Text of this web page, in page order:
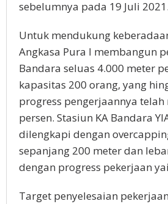
sebelumnya pada 19 Juli 2021.
Untuk mendukung
Angkasa Pura I membangun
Bandara seluas 4.000 meter
kapasitas 200 orang, yang
progress pengerjaannya telah
persen. Stasiun KA Bandara
dilengkapi dengan
sepanjang 200 meter dan
dengan progress pekerjaan
Target penyelesaian